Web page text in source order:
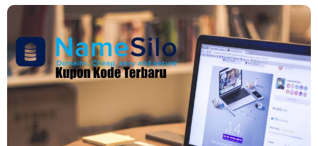
Cara Menghubungi CS Lalamove dan Jam Operasionalnya
Cara Mengatasi Aplikasi Gojek Mengalami Gangguan
DNS Server Gojek Driver Terbaru 2026: Panduan Lengkap DNS
Server Gojek Terbaru dan IP Server GoPartner Gojek